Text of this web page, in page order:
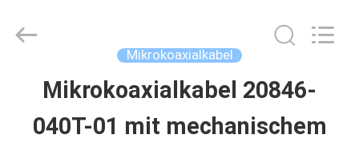
HAUSE
Technology
Mikrokoaxialkabel
Mikrokoaxialkabel 20846-
040T-01 mit mechanischem